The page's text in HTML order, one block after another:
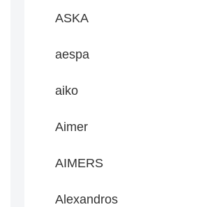
ASKA
aespa
aiko
Aimer
AIMERS
Alexandros